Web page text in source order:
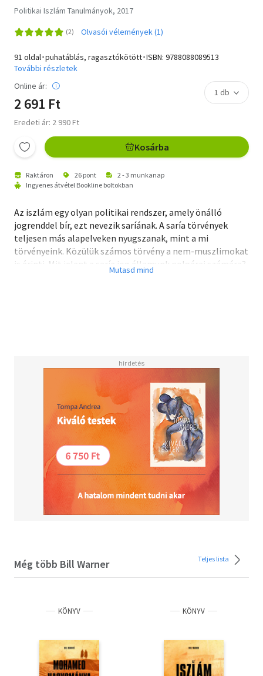
Politikai Iszlám Tanulmányok, 2017
Olvasói vélemények (1)
91 oldal･puhatáblás, ragasztókötött･ISBN: 9788088089513
További részletek
Online ár:
2 691 Ft
Eredeti ár: 2 990 Ft
Kosárba
Raktáron 26 pont
2 - 3 munkanap
Ingyenes átvétel Bookline boltokban
Az iszlám egy olyan politikai rendszer, amely önálló
jogrenddel bír, ezt nevezik saríának. A saría törvények
teljesen más alapelveken nyugszanak, mint a mi
törvényeink. Közülük számos törvény a nem-muszlimokat
is érinti. Mit jelent a saría jog államunk polgárai számára?
Hogyan fog ez érinteni minket? Milyen hosszú távú
Hogyan tud bármely politikai vagy jogi szereplő
döntéseket hozni a saría törvényről anélkül, hogy ismerné
azt? Etikus ez? A fenti kérdésekre adott válaszok
megtalálhatók a Saría törvény nem muszlimoknak című
könyvben.
Olvasd el mások véleményét is!
Még több Bill Warner Teljes lista
KÖNYV KÖNYV